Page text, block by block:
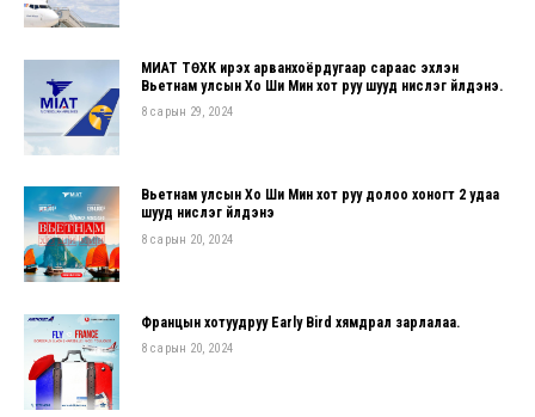
МИАТ ТӨХК ирэх арванхоёрдугаар сараас эхлэн
Вьетнам улсын Хо Ши Мин хот руу шууд нислэг үйлдэнэ.
8 сарын 29, 2024
Вьетнам улсын Хо Ши Мин хот руу долоо хоногт 2 удаа
шууд нислэг үйлдэнэ
8 сарын 20, 2024
Францын хотуудруу Early Bird хямдрал зарлалаа.
8 сарын 20, 2024